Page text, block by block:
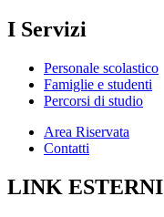
I Servizi
Personale scolastico
Famiglie e studenti
Percorsi di studio
Area Riservata
Contatti
LINK ESTERNI